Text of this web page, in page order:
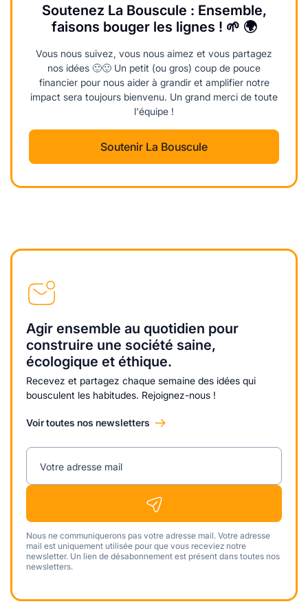
Soutenez La Bouscule : Ensemble,
faisons bouger les lignes ! 🌱 🌍
Vous nous suivez, vous nous aimez et vous partagez
nos idées 🙂🙂 Un petit (ou gros) coup de pouce
financier pour nous aider à grandir et amplifier notre
impact sera toujours bienvenu. Un grand merci de toute
l'équipe !
Soutenir La Bouscule
Agir ensemble au quotidien pour
construire une société saine,
écologique et éthique.
Recevez et partagez chaque semaine des idées qui
bousculent les habitudes. Rejoignez-nous !
Voir toutes nos newsletters
Votre adresse mail
Nous ne communiquerons pas votre adresse mail. Votre adresse
mail est uniquement utilisée pour que vous receviez notre
newsletter. Un lien de désabonnement est présent dans toutes nos
newsletters.